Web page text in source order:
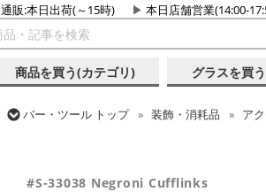
通販:本日出荷(～15時) 本日店舗営業(14:00-
商品を買う(カテゴリ) グラスを買う
バー・ツール トップ 装飾・消耗品 ア
#S-33038 Negroni Cufflinks